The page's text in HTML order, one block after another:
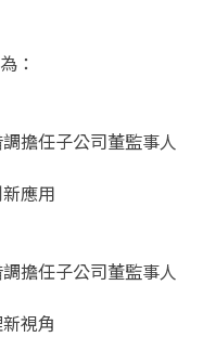
：
擔任子公司董監事人
應用
擔任子公司董監事人
視角